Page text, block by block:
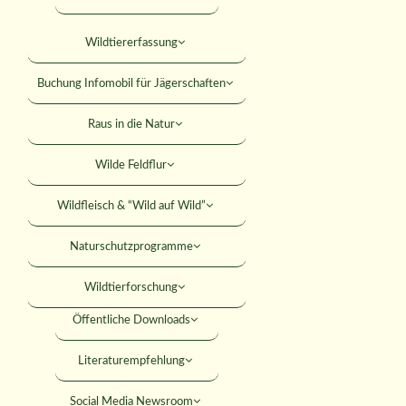
Falkner
Mitteilungsblatt
Versicherungen
Rabatte
Rechtshilfe
Umweltbildung
Förderungen
Seminare
Öffentliche Downloads
Literaturempfehlung
Social Media Newsroom
Wildtiererfassung
Buchung Infomobil für Jägerschaften
Raus in die Natur
Wilde Feldflur
Wildfleisch & “Wild auf Wild”
Naturschutzprogramme
Wildtierforschung
SUCHE
ANMELDEN